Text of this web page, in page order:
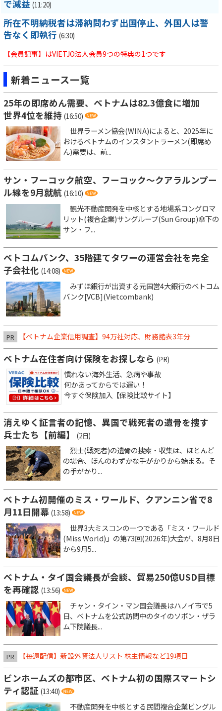
で減益 (11:20)
所在不明納税者は滞納問わず出国停止、外国人は警
告なく即執行 (6:30)
【会員記事】はVIETJO法人会員9つの特典の1つです
新着ニュース一覧
25年の即席めん需要、ベトナムは82.3億食に増加
世界4位を維持 (16:50)
世界ラーメン協会(WINA)によると、2025年に
おけるベトナムのインスタントラーメン(即席め
ん)需要は、前...
サン・フーコック航空、フーコック～クアラルンプー
ル線を9月就航 (16:10)
観光不動産開発を中核とする地場系コングロマ
リット(複合企業)サングループ(Sun Group)傘下の
サン・フ...
ベトコムバンク、35階建てタワーの運営会社を完全
子会社化 (14:08)
みずほ銀行が出資する元国営4大銀行のベトコム
バンク[VCB](Vietcombank)
PR 【ベトナム企業信用調査】94万社対応、財務諸表3年分
ベトナム在住者向け保険をお探しなら (PR)
慣れない海外生活、急病や事故
何かあってからでは遅い！
今すぐ保険加入【保険比較サイト】
消えゆく証言者の記憶、異国で戦死者の遺骨を捜す
兵士たち【前編】
(2日)
烈士(戦死者)の遺骨の捜索・収集は、ほとんど
の場合、ほんのわずかな手がかりから始まる。そ
の手がかり...
ベトナム初開催のミス・ワールド、クアンニン省で8
月11日開幕 (13:58)
世界3大ミスコンの一つである「ミス・ワールド
(Miss World)」の第73回(2026年)大会が、8月8日
から9月5...
ベトナム・タイ国会議長が会談、貿易250億USD目標
を再確認 (13:56)
チャン・タイン・マン国会議長はハノイ市で5
日、ベトナムを公式訪問中のタイのソポン・ザラ
ム下院議長...
PR 【毎週配信】新設外資法人リスト 株主情報など19項目
ビンホームズの都市区、ベトナム初の国際スマートシ
ティ認証 (13:40)
不動産開発を中核とする民間複合企業ビングル